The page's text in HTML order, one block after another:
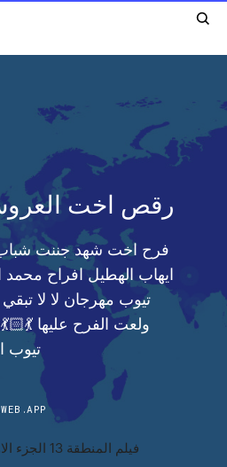
رقص اخت
فرح اخت شهد جننت
ايهاب الهطيل افراح
تيوب مهرجان لا لا
ولعت الفرح عليها
تيوب
فيلم المنطقة 13 الجزء الاول كامل مترجم يوتيوب